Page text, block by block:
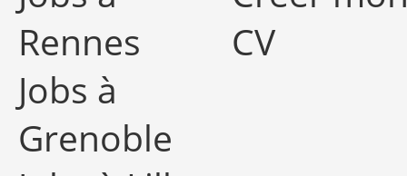
Rennes
Jobs à
Grenoble
CV